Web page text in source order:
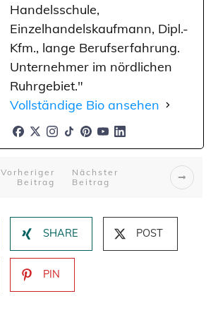
Handelsschule,
Einzelhandelskaufmann, Dipl.-
Kfm., lange Berufserfahrung.
Unternehmer im nördlichen
Ruhrgebiet."
Vollständige Bio ansehen
Vorheriger
Beitrag
Nächster
Beitrag
SHARE POST
PIN